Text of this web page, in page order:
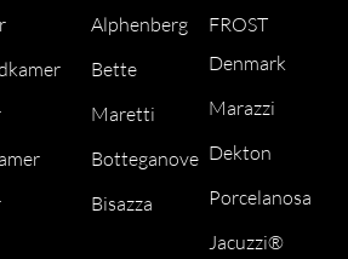
Alphenberg
Bette
Maretti
Botteganove
Bisazza
FROST
Denmark
Marazzi
Dekton
Porcelanosa
Jacuzzi®